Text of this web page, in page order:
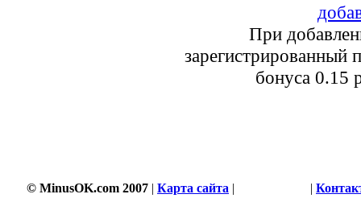
При
зарегистрированный
бонуса 0.15
© MinusOK.com 2007 | Карта сайта | |